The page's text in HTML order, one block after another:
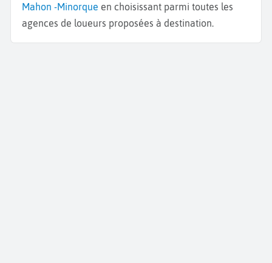
Mahon -Minorque en choisissant parmi toutes les
agences de loueurs proposées à destination.